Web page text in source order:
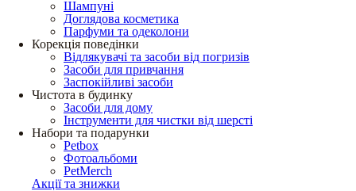
Шампуні
Доглядова косметика
Парфуми та одеколони
Корекція поведінки
Відлякувачі та засоби від погризів
Засоби для привчання
Заспокійливі засоби
Чистота в будинку
Засоби для дому
Інструменти для чистки від шерсті
Набори та подарунки
Petbox
Фотоальбоми
PetMerch
Акції та знижки